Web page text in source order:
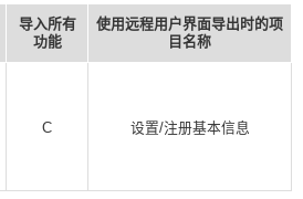
导入所有
功能
使用远程用户界面导出时的项
目名称
C 设置/注册基本信息